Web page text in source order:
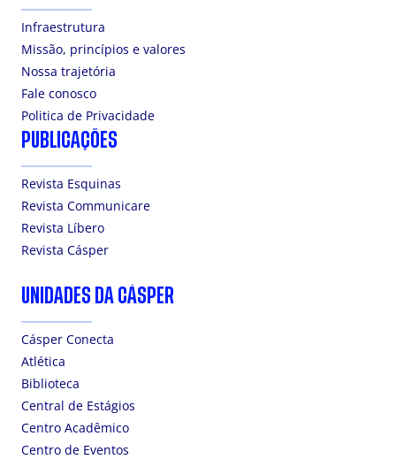
Infraestrutura
Missão, princípios e valores
Nossa trajetória
Fale conosco
Politica de Privacidade
PUBLICAÇÕES
Revista Esquinas
Revista Communicare
Revista Líbero
Revista Cásper
UNIDADES DA CÁSPER
Cásper Conecta
Atlética
Biblioteca
Central de Estágios
Centro Acadêmico
Centro de Eventos